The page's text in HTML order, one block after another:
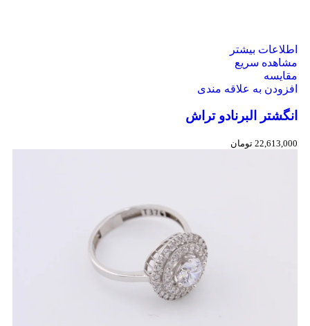
اطلاعات بیشتر
مشاهده سریع
مقایسه
افزودن به علاقه مندی
انگشتر البرنادو تراش
22,613,000 تومان